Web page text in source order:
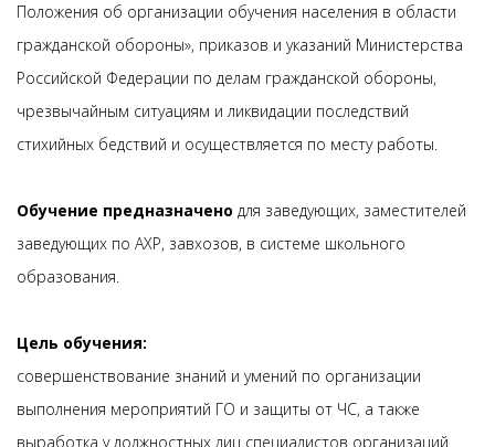
Положения об организации обучения населения в области
гражданской обороны», приказов и указаний Министерства
Российской Федерации по делам гражданской обороны,
чрезвычайным ситуациям и ликвидации последствий
стихийных бедствий и осуществляется по месту работы.
Обучение предназначено для заведующих, заместителей
заведующих по АХР, завхозов, в системе школьного
образования.
Цель обучения:
совершенствование знаний и умений по организации
выполнения мероприятий ГО и защиты от ЧС, а также
выработка у должностных лиц специалистов организаций